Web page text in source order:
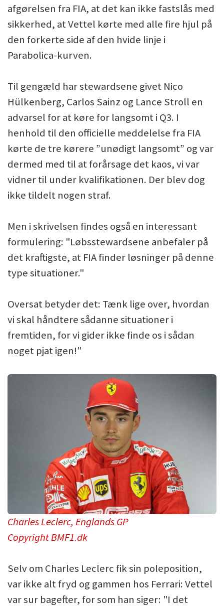
afgørelsen fra FIA, at det kan ikke fastslås med
sikkerhed, at Vettel kørte med alle fire hjul på
den forkerte side af den hvide linje i
Parabolica-kurven.
Til gengæld har stewardsene givet Nico
Hülkenberg, Carlos Sainz og Lance Stroll en
advarsel for at køre for langsomt i Q3. I
henhold til den officielle meddelelse fra FIA
kørte de tre kørere ”unødigt langsomt” og var
dermed med til at forårsage det kaos, vi var
vidner til under kvalifikationen. Der blev dog
ikke tildelt nogen straf.
Men i skrivelsen findes også en interessant
formulering: "Løbsstewardsene anbefaler på
det kraftigste, at FIA finder løsninger på denne
type situationer."
Oversat betyder det: Tænk lige over, hvordan
vi skal håndtere sådanne situationer i
fremtiden, for vi gider ikke finde os i sådan
noget pjat igen!"
Charles Leclerc, Englands GP
Copyright BMF1.dk
Selv om Charles Leclerc fik sin poleposition,
var ikke alt fryd og gammen hos Ferrari: Vettel
var sur bagefter, for som han siger: "I det